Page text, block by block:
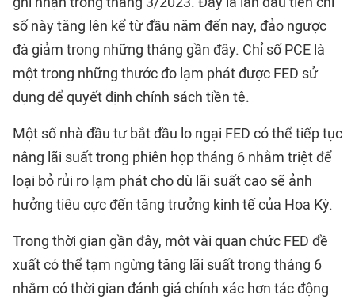
số này tăng lên kể từ đầu năm đến nay, đảo ngược
đà giảm trong những tháng gần đây. Chỉ số PCE là
một trong những thước đo lạm phát được FED sử
dụng để quyết định chính sách tiền tệ.
Một số nhà đầu tư bắt đầu lo ngại FED có thể tiếp tục
nâng lãi suất trong phiên họp tháng 6 nhằm triệt để
loại bỏ rủi ro lạm phát cho dù lãi suất cao sẽ ảnh
hưởng tiêu cực đến tăng trưởng kinh tế của Hoa Kỳ.
Trong thời gian gần đây, một vài quan chức FED đề
xuất có thể tạm ngừng tăng lãi suất trong tháng 6
nhằm có thời gian đánh giá chính xác hơn tác động